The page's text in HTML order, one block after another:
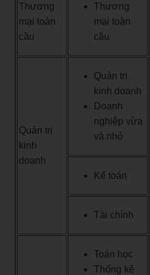
Thương
mại toàn
cầu
Thương
mại toàn
cầu
Quản trị
kinh
doanh
Quản trị
kinh doanh
Doanh
nghiệp vừa
và nhỏ
Kế toán
Tài chính
Toán học
Thống kê